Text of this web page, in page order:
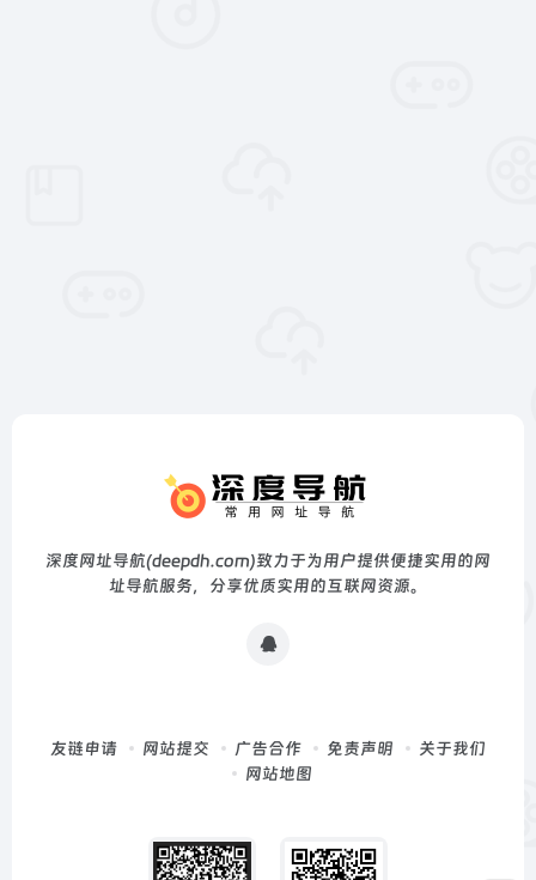
深度网址导航(deepdh.com)致力于为用户提供便捷实用的网
址导航服务，分享优质实用的互联网资源。
友链申请 网站提交 广告合作 免责声明
关于我们
网站地图